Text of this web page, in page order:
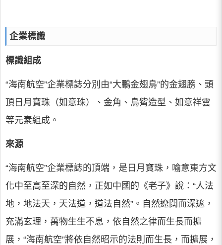
企業標識
標識組成
“海南航空”企業標誌分別由“大鵬金翅鳥”的金翅膀、頭
頂日月寶珠（如意珠）、金角、鳥觜造型、如意祥雲
等元素組成。
來源
“海南航空”企業標誌的頂端，是日月寶珠，喻意東方文
化中至高至深的自然，正如中國的《老子》說：“人法
地，地法天，天法道，道法自然”。自然遼闊而深邃，
充滿玄理，萬物生生不息，依自然之律而生長而擴
展，“海南航空”將依自然昭示的法則而生長，而擴展，